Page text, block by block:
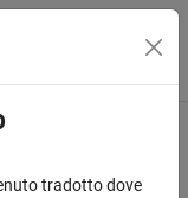
tradotto dove